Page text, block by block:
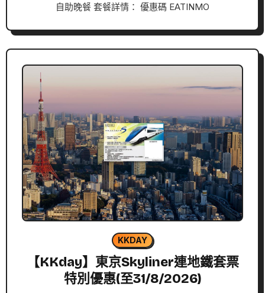
自助晚餐 套餐詳情： 優惠碼 EATINMO
KKDAY
【KKday】東京Skyliner連地鐵套票
特別優惠(至31/8/2026)